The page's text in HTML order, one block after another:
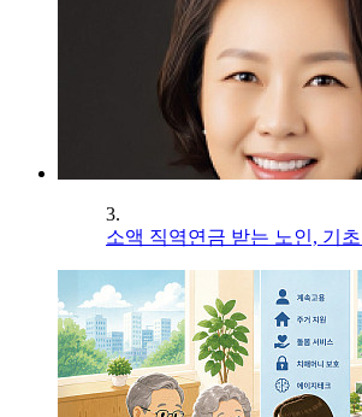
3.
소액 직역연금 받는 노인, 기